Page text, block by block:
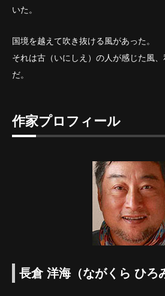
いた。
国境を越えて吹き抜ける風があった。
それは古（いにしえ）の人が感じた風
だ。
作家プロフィール
長倉 洋海（ながくら ひろ